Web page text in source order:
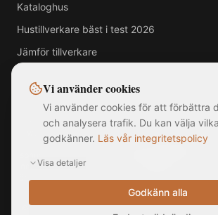
Kataloghus
Hustillverkare bäst i test 2026
Jämför tillverkare
Alla varumärken, logotyper och företagsnamn
webbplats tillhör respektive ägare.
jämförelsetjänst utan officiell koppling till,
och kan avvika från faktiska produkter.
är sammanställd från offentligt tillgängliga källor
som rådgivning.
©2026MittNyaHus.se — Alla rättigheter
Vi använder cookies
Vi använder cookies för att förbättra
och analysera trafik. Du kan välja
godkänner. Läs vår integritetspolicy
Visa detaljer
Godkänn alla